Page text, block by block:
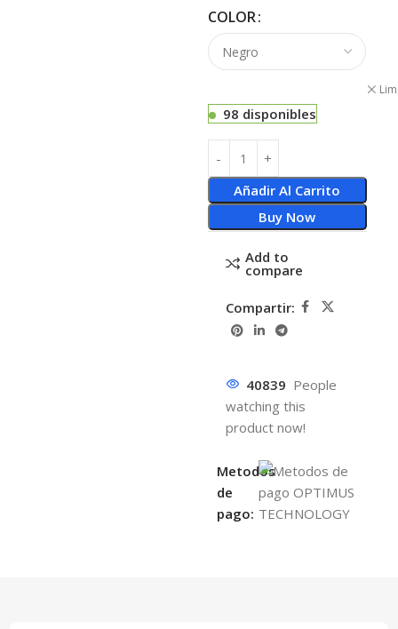
COLOR
98 disponibles
Añadir Al Carrito
Buy Now
Add to
compare
Compartir:
40839 People
watching this
product now!
Metodos
de
pago: